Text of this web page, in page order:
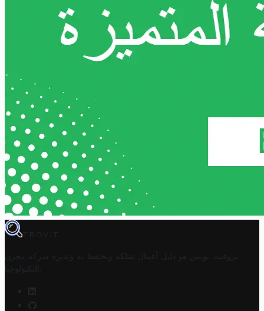
TROVIT
تروفيت تونس هو دليل أعمال تملكه وتحتفظ به وتديره
شركة مخزن
التكنولوجيا